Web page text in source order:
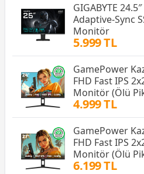
GIGABYTE
Adaptive-Sync
Monitör
5.999 TL
GamePower
FHD Fast IPS
Monitör (Ölü
4.999 TL
GamePower
FHD Fast IPS
Monitör (Ölü
6.199 TL